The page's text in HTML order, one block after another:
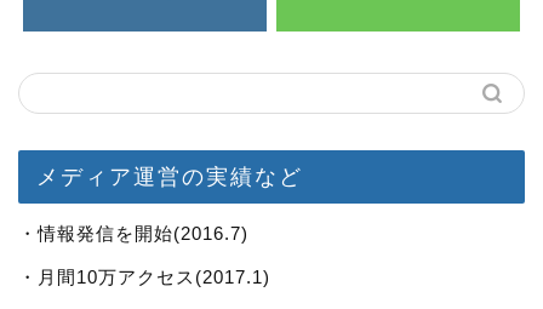
メディア運営の実績など
・情報発信を開始(2016.7)
・月間10万アクセス(2017.1)